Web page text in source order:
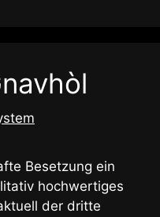
Besetzung ein
hochwertiges
der dritte